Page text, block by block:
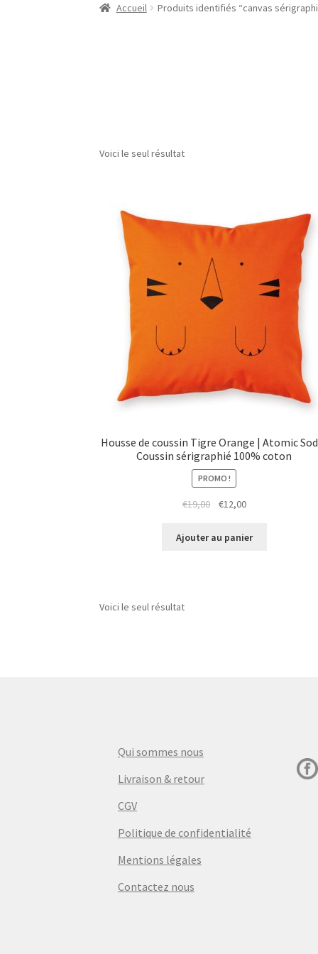
Accueil Produits identifiés “canvas
Voici le seul résultat
Housse de coussin Tigre Orange | Atomic
Coussin sérigraphié 100% coton
PROMO !
€19,00
Le
initial
€12,00Le
actuel
Ajouter au panier
Voici le seul résultat
Qui sommes nous
Livraison & retour
CGV
Politique de confidentialité
Mentions légales
Contactez nous